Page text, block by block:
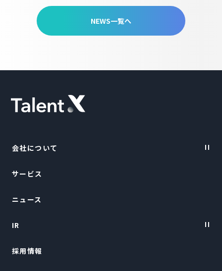
NEWS一覧へ
会社について
Vision・Purpose
会社概要
経営陣紹介
サービス
ニュース
IR
IRニュース
採用情報